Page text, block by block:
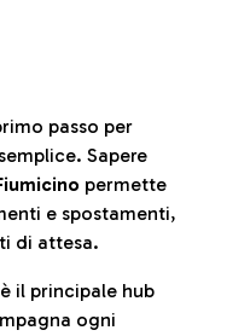
passo per
Sapere
permette
e spostamenti,
di attesa.
il principale hub
ogni